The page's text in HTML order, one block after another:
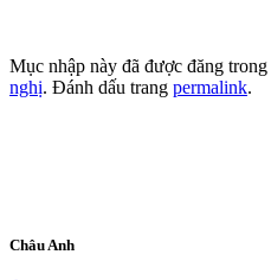
Mục nhập này đã được đăng trong
nghị. Đánh dấu trang permalink.
Châu Anh